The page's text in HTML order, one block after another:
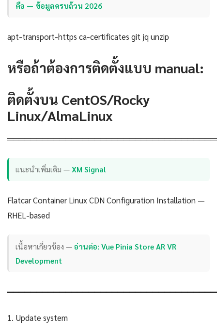
คือ — ข้อมูลครบถ้วน 2026
apt-transport-https ca-certificates git jq unzip
หรือถ้าต้องการติดตั้งแบบ manual:
ติดตั้งบน CentOS/Rocky
Linux/AlmaLinux
แนะนำเพิ่มเติม —XM Signal
Flatcar Container Linux CDN Configuration Installation —
RHEL-based
เนื้อหาเกี่ยวข้อง —อ่านต่อ: Vue Pinia Store AR VR
Development
1. Update system